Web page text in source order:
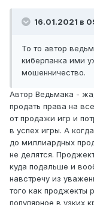
16.01.2021 в
То то автор
киберпанка ими
мошенничество.
Автор Ведьмака -
продать права на
от продажи игр и
в успех игры. А
до миллиардных
не делятся.
куда подальше и
навстречу из
того как проджекты
популярное в узких